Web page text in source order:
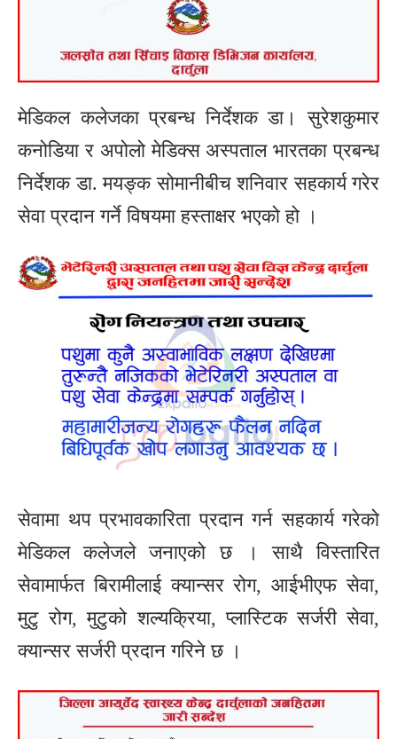
मेडिकल कलेजका प्रबन्ध निर्देशक डा। सुरेशकुमार
कनोडिया र अपोलो मेडिक्स अस्पताल भारतका प्रबन्ध
निर्देशक डा. मयङ्क सोमानीबीच शनिवार सहकार्य गरेर
सेवा प्रदान गर्ने विषयमा हस्ताक्षर भएको हो ।
सेवामा थप प्रभावकारिता प्रदान गर्न सहकार्य गरेको
मेडिकल कलेजले जनाएको छ । साथै विस्तारित
सेवामार्फत बिरामीलाई क्यान्सर रोग, आईभीएफ सेवा,
मुटु रोग, मुटुको शल्यक्रिया, प्लास्टिक सर्जरी सेवा,
क्यान्सर सर्जरी प्रदान गरिने छ ।